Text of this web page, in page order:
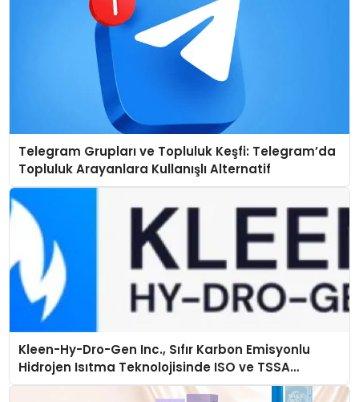
Telegram Grupları ve Topluluk Keşfi: Telegram’da
Topluluk Arayanlara Kullanışlı Alternatif
Kleen-Hy-Dro-Gen Inc., Sıfır Karbon Emisyonlu
Hidrojen Isıtma Teknolojisinde ISO ve TSSA
Düzenleyici Onaylarını Aldı